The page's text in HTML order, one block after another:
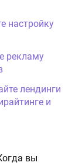
настройку
рекламу
лендинги
и
вы